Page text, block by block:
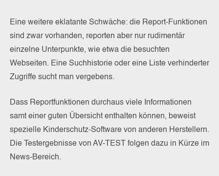
Eine weitere eklatante Schwäche: die Report-Funktionen
sind zwar vorhanden, reporten aber nur rudimentär
einzelne Unterpunkte, wie etwa die besuchten
Webseiten. Eine Suchhistorie oder eine Liste verhinderter
Zugriffe sucht man vergebens.
Dass Reportfunktionen durchaus viele Informationen
samt einer guten Übersicht enthalten können, beweist
spezielle Kinderschutz-Software von anderen Herstellern.
Die Testergebnisse von AV-TEST folgen dazu in Kürze im
News-Bereich.